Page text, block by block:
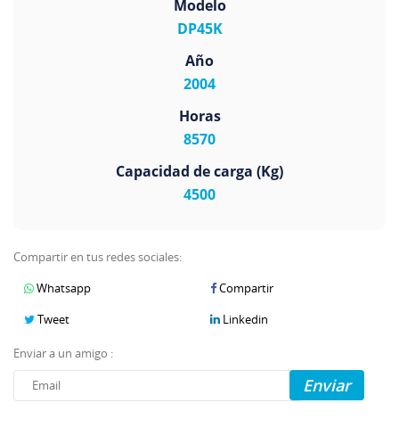
Modelo
DP45K
Año
2004
Horas
8570
Capacidad de carga (Kg)
4500
Compartir en tus redes sociales:
Whatsapp
Compartir
Tweet
Linkedin
Enviar a un amigo :
Enviar